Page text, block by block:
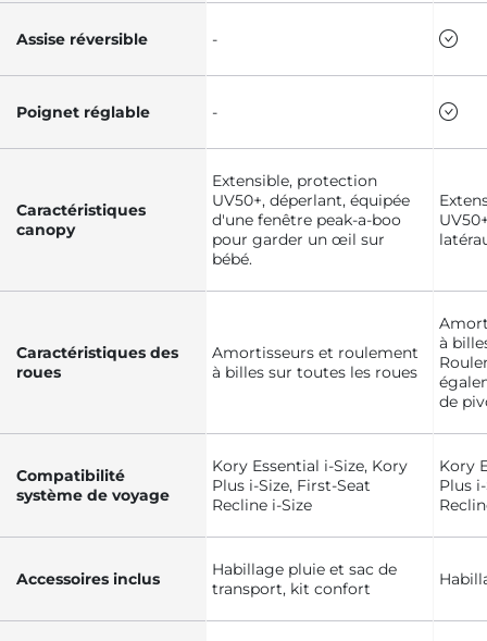
Assise réversible -
Poignet réglable -
Caractéristiques
canopy
Extensible, protection
UV50+, déperlant, équipée
d'une fenêtre peak-a-boo
pour garder un œil sur
bébé.
Caractéristiques des
roues
Amortisseurs et roulement
à billes sur toutes les roues
à
de
Compatibilité
système de voyage
Kory Essential i-Size, Kory
Plus i-Size, First-Seat
Recline i-Size
Kory
Plus
Accessoires inclus
Habillage pluie et sac de
transport, kit confort